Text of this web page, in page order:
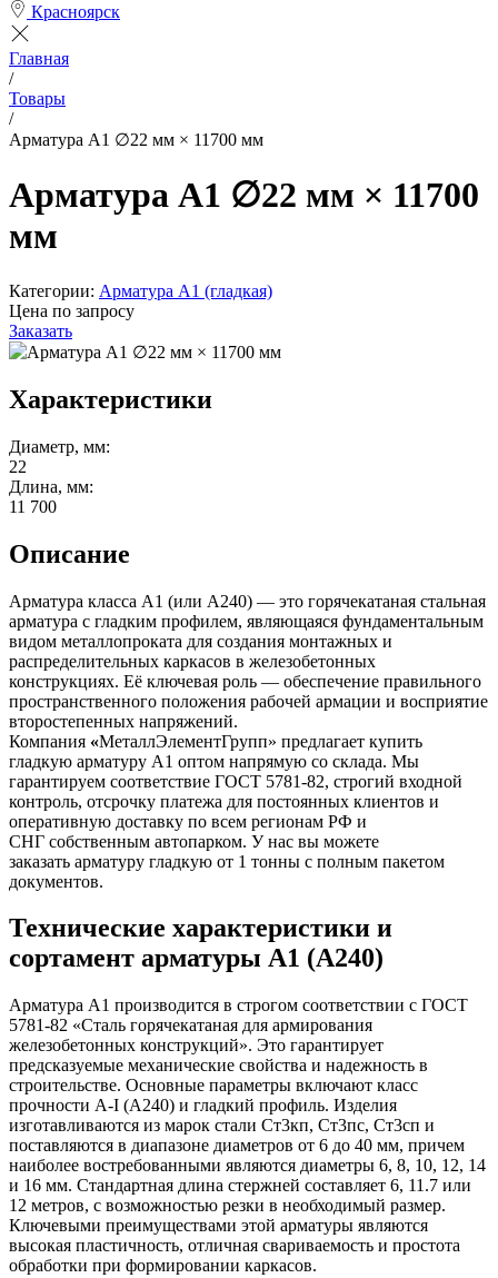
Красноярск
Главная
/
Товары
/
Арматура А1 ∅22 мм × 11700 мм
Арматура А1 ∅22 мм × 11700
мм
Категории: Арматура А1 (гладкая)
Цена по запросу
Заказать
Характеристики
Диаметр, мм:
22
Длина, мм:
11 700
Описание
Арматура класса А1 (или А240) — это горячекатаная стальная
арматура с гладким профилем, являющаяся фундаментальным
видом металлопроката для создания монтажных и
распределительных каркасов в железобетонных
конструкциях. Её ключевая роль — обеспечение правильного
пространственного положения рабочей армации и восприятие
второстепенных напряжений.
Компания «МеталлЭлементГрупп» предлагает купить
гладкую арматуру А1 оптом напрямую со склада. Мы
гарантируем соответствие ГОСТ 5781-82, строгий входной
контроль, отсрочку платежа для постоянных клиентов и
оперативную доставку по всем регионам РФ и
СНГ собственным автопарком. У нас вы можете
заказать арматуру гладкую от 1 тонны с полным пакетом
документов.
Технические характеристики и
сортамент арматуры А1 (А240)
Арматура А1 производится в строгом соответствии с ГОСТ
5781-82 «Сталь горячекатаная для армирования
железобетонных конструкций». Это гарантирует
предсказуемые механические свойства и надежность в
строительстве. Основные параметры включают класс
прочности А-I (А240) и гладкий профиль. Изделия
изготавливаются из марок стали Ст3кп, Ст3пс, Ст3сп и
поставляются в диапазоне диаметров от 6 до 40 мм, причем
наиболее востребованными являются диаметры 6, 8, 10, 12, 14
и 16 мм. Стандартная длина стержней составляет 6, 11.7 или
12 метров, с возможностью резки в необходимый размер.
Ключевыми преимуществами этой арматуры являются
высокая пластичность, отличная свариваемость и простота
обработки при формировании каркасов.